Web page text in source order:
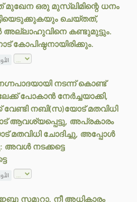
ഒരു മുസ്ലിമിന്റെ ധനം
ചെയ്തത്,
കണ്ടുമുട്ടും.
നടന്ന് കൊണ്ട്
പോകാൻ നേർച്ചയാക്കി,
നബി(സ)യോട് മതവിധി
ആവശ്യപ്പെട്ടു, അപ്രകാരം
ചോദിച്ചു, അപ്പോൾ
നടക്കട്ടെ